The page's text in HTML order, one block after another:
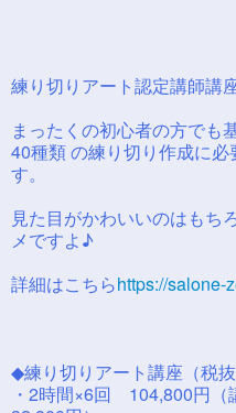
練り切りアート認定講師講
まったくの初心者の方でも
40種類 の練り切り作成に
す。
見た目がかわいいのはもち
メですよ♪
詳細はこちらhttps://salone-
◆練り切りアート講座（税抜
・2時間×6回 104,800円